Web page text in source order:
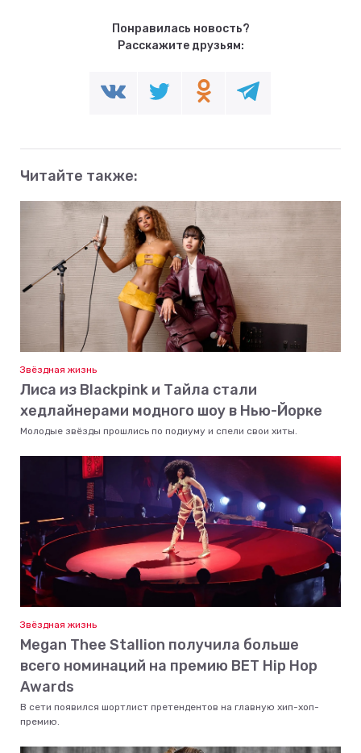
Понравилась новость?
Расскажите друзьям:
Читайте также:
Звёздная жизнь
Лиса из Blackpink и Тайла стали
хедлайнерами модного шоу в Нью-Йорке
Молодые звёзды прошлись по подиуму и спели свои хиты.
Звёздная жизнь
Megan Thee Stallion получила больше
всего номинаций на премию BET Hip Hop
Awards
В сети появился шортлист претендентов на главную хип-хоп-
премию.